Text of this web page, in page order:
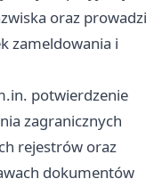
oraz prowadzi
zameldowania i
potwierdzenie
zagranicznych
rejestrów oraz
dokumentów